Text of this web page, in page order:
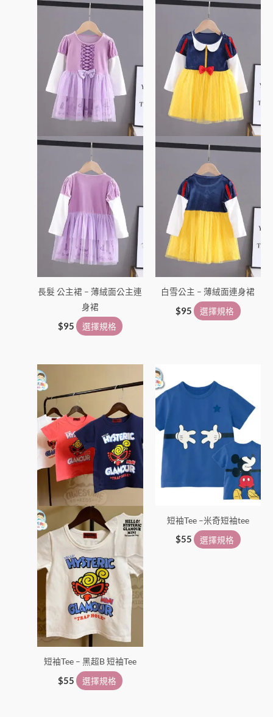
長髮 公主裙 – 薄絨面公主連
身裙
$95 選擇規格
種
款
式。
可
在
選
擇
白雪公主 – 薄絨面連身裙
$95 選擇規格
多
種
款
式。
可
在
產
選
擇
項
短袖Tee – 黑超B 短袖Tee
$55 選擇規格
產
品
有
多
種
款
式。
在
產
品
頁
面
選
擇
項
短袖Tee –米奇短袖tee
$55 選擇規格
品
有
多
種
款
式。
可
產
品